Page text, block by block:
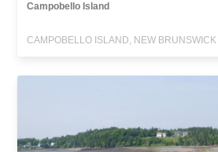
Campobello Island
CAMPOBELLO ISLAND, NEW BRUNSWICK